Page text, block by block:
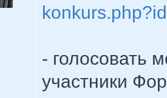
- голосовать
участники